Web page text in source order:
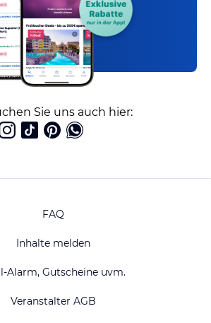
Sie uns auch hier:
FAQ
Inhalte melden
Alarm, Gutscheine uvm.
Veranstalter AGB